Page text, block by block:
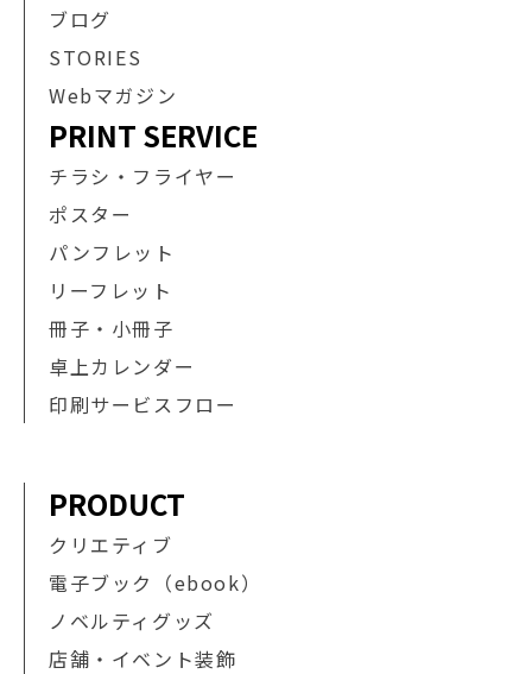
ブログ
STORIES
Webマガジン
PRINT SERVICE
チラシ・フライヤー
ポスター
パンフレット
リーフレット
冊子・小冊子
卓上カレンダー
印刷サービスフロー
PRODUCT
クリエティブ
電子ブック（ebook）
ノベルティグッズ
店舗・イベント装飾